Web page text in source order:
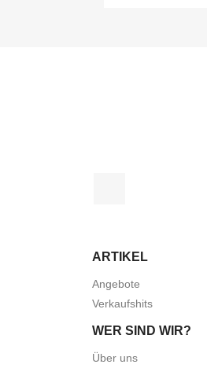
ARTIKEL
Angebote
Verkaufshits
WER SIND WIR?
Über uns